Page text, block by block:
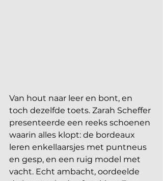
Van hout naar leer en bont, en
toch dezelfde toets. Zarah Scheffer
presenteerde een reeks schoenen
waarin alles klopt: de bordeaux
leren enkellaarsjes met puntneus
en gesp, en een ruig model met
vacht. Echt ambacht, oordeelde